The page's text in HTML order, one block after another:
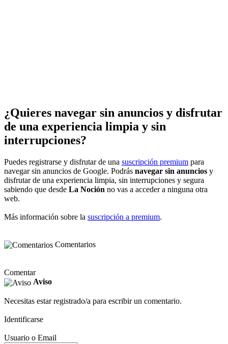
¿Quieres navegar sin anuncios y disfrutar
de una experiencia limpia y sin
interrupciones?
Puedes registrarse y disfrutar de una suscripción premium para
navegar sin anuncios de Google. Podrás navegar sin anuncios y
disfrutar de una experiencia limpia, sin interrupciones y segura
sabiendo que desde La Noción no vas a acceder a ninguna otra
web.
Más información sobre la suscripción a premium.
Comentarios
Comentar
Aviso
Necesitas estar registrado/a para escribir un comentario.
Identificarse
Usuario o Email